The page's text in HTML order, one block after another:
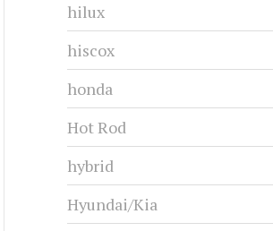
hilux
hiscox
honda
Hot Rod
hybrid
Hyundai/Kia